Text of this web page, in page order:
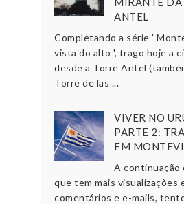
ANTEL
Completando a série '
vista do alto ', trago hoje a
desde a Torre Antel
Torre de las ...
VIVER NO
PARTE 2:
EM
A continuação
que tem mais visualizações
comentários e e-mails,